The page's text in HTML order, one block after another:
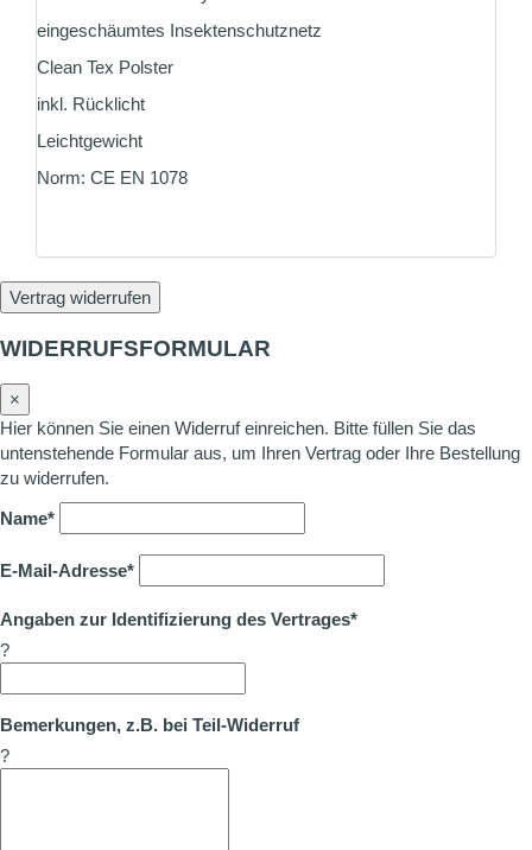
eingeschäumtes Insektenschutznetz
Clean Tex Polster
inkl. Rücklicht
Leichtgewicht
Norm: CE EN 1078
Vertrag widerrufen
WIDERRUFSFORMULAR
×
Hier können Sie einen Widerruf einreichen. Bitte füllen Sie das
untenstehende Formular aus, um Ihren Vertrag oder Ihre Bestellung
zu widerrufen.
Name*
E-Mail-Adresse*
Angaben zur Identifizierung des Vertrages*
?
Bemerkungen, z.B. bei Teil-Widerruf
?